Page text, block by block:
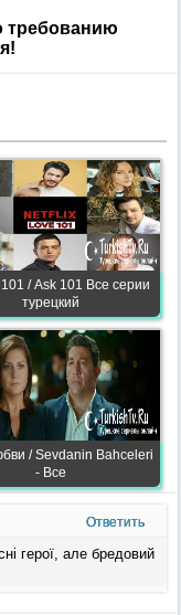
требованию
/ Ask 101 Все серии
турецкий
/ Sevdanin Bahceleri
- Все
Ответить
герої, але бредовий